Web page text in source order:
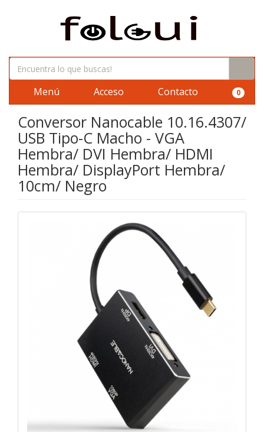
Menú Acceso Contacto 0
Conversor Nanocable 10.16.4307/
USB Tipo-C Macho - VGA
Hembra/ DVI Hembra/ HDMI
Hembra/ DisplayPort Hembra/
10cm/ Negro